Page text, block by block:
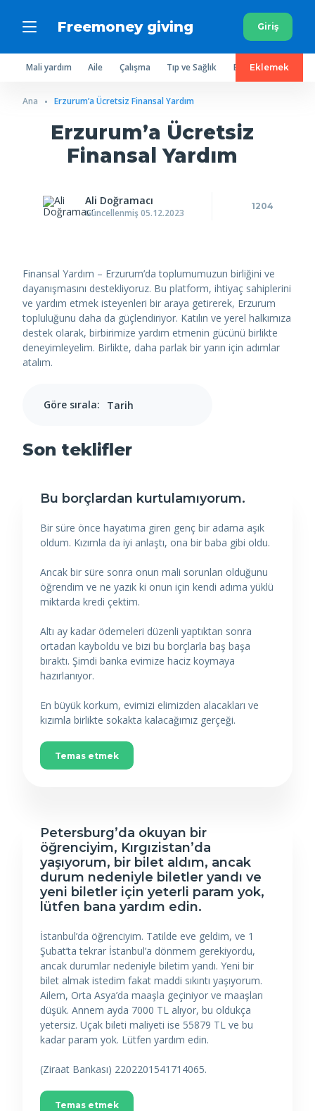
Freemoney giving Giriş
Mali yardım Aile Çalışma Tıp ve Sağlık Ev eşyaları
Eklemek
Ana Erzurum’a Ücretsiz Finansal Yardım
Erzurum’a Ücretsiz
Finansal Yardım
Ali Doğramacı
Güncellenmiş 05.12.2023
1204
Finansal Yardım – Erzurum’da toplumumuzun birliğini ve
dayanışmasını destekliyoruz. Bu platform, ihtiyaç sahiplerini
ve yardım etmek isteyenleri bir araya getirerek, Erzurum
topluluğunu daha da güçlendiriyor. Katılın ve yerel halkımıza
destek olarak, birbirimize yardım etmenin gücünü birlikte
deneyimleyelim. Birlikte, daha parlak bir yarın için adımlar
atalım.
Göre sırala:
Son teklifler
Bu borçlardan kurtulamıyorum.
Bir süre önce hayatıma giren genç bir adama aşık
oldum. Kızımla da iyi anlaştı, ona bir baba gibi oldu.
Ancak bir süre sonra onun mali sorunları olduğunu
öğrendim ve ne yazık ki onun için kendi adıma yüklü
miktarda kredi çektim.
Altı ay kadar ödemeleri düzenli yaptıktan sonra
ortadan kayboldu ve bizi bu borçlarla baş başa
bıraktı. Şimdi banka evimize haciz koymaya
hazırlanıyor.
En büyük korkum, evimizi elimizden alacakları ve
kızımla birlikte sokakta kalacağımız gerçeği.
Temas etmek
Petersburg’da okuyan bir
öğrenciyim, Kırgızistan’da
yaşıyorum, bir bilet aldım, ancak
durum nedeniyle biletler yandı ve
yeni biletler için yeterli param yok,
lütfen bana yardım edin.
İstanbul’da öğrenciyim. Tatilde eve geldim, ve 1
Şubat’ta tekrar İstanbul’a dönmem gerekiyordu,
ancak durumlar nedeniyle biletim yandı. Yeni bir
bilet almak istedim fakat maddi sıkıntı yaşıyorum.
Ailem, Orta Asya’da maaşla geçiniyor ve maaşları
düşük. Annem ayda 7000 TL alıyor, bu oldukça
yetersiz. Uçak bileti maliyeti ise 55879 TL ve bu
kadar param yok. Lütfen yardım edin.
(Ziraat Bankası) 2202201541714065.
Temas etmek